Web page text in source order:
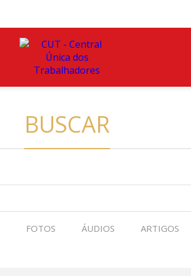
BUSCAR
FOTOS ÁUDIOS ARTIGOS